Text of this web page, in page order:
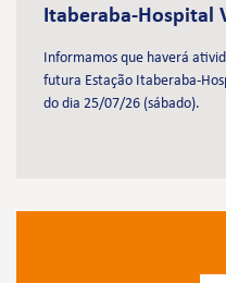
Itaberaba-Hospital
Informamos que haverá
futura Estação Itaberaba-
do dia 25/07/26 (sábado).